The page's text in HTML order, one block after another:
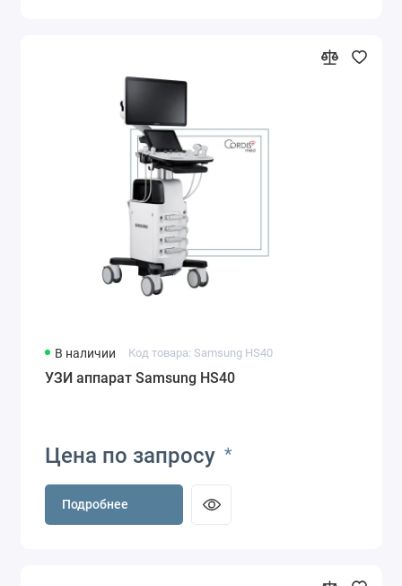
В наличии Код товара: Samsung HS40
УЗИ аппарат Samsung HS40
Цена по запросу *
Подробнее